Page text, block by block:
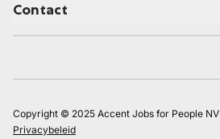
Contact
Copyright © 2025 Accent Jobs for People NV
Privacybeleid